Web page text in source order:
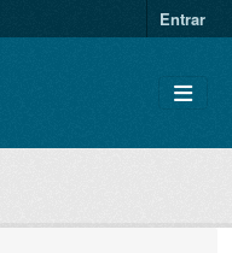
Entrar